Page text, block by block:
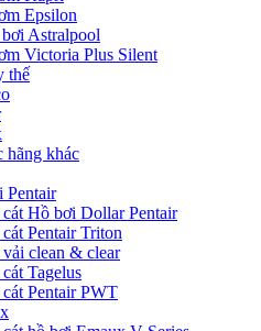
Epsilon
Astralpool
Victoria Plus Silent
thế
hãng khác
Pentair
Hồ bơi Dollar Pentair
Pentair Triton
clean & clear
Tagelus
Pentair PWT